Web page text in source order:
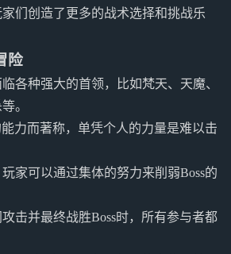
们创造了更多的战术选择和挑战乐
险
各种强大的首领，比如梵天、天魔、
。
力而著称，单凭个人的力量是难以击
家可以通过集体的努力来削弱Boss的
击并最终战胜Boss时，所有参与者都